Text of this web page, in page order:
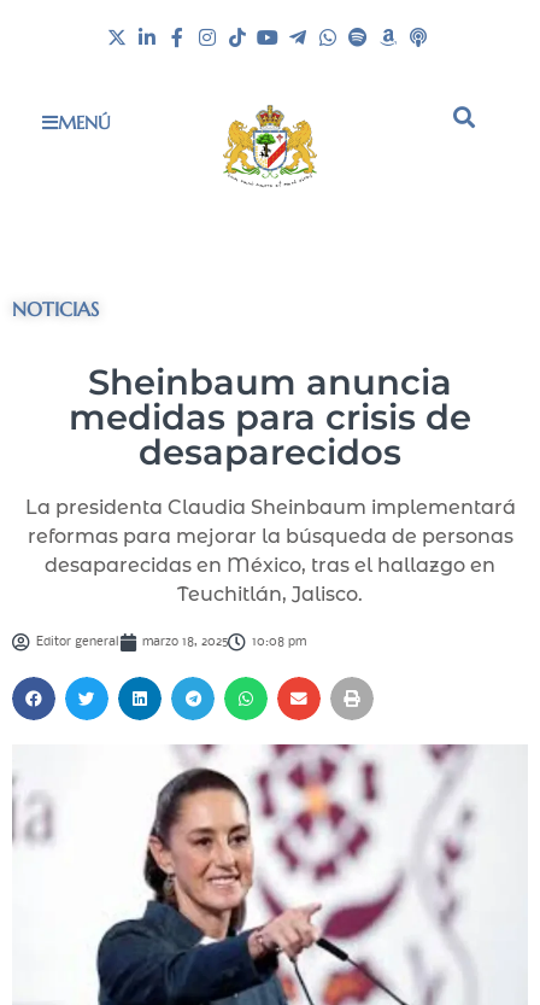
MENÚ
NOTICIAS
Sheinbaum anuncia
medidas para crisis de
desaparecidos
La presidenta Claudia Sheinbaum implementará
reformas para mejorar la búsqueda de personas
desaparecidas en México, tras el hallazgo en
Teuchitlán, Jalisco.
Editor general marzo 18, 2025 10:08 pm